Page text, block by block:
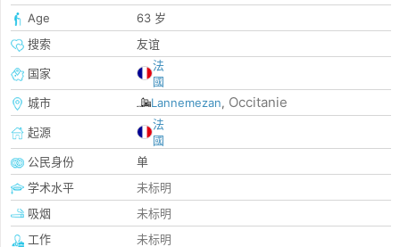
Age
63 岁
搜索
友谊
国家
法
國
城市
Lannemezan, Occitanie
起源
法
國
公民身份
单
学术水平
未标明
吸烟
未标明
工作
未标明